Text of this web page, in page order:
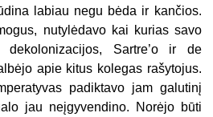
labiau negu bėda ir kančios.
nutylėdavo kai kurias savo
Sartre’o ir de
apie kitus kolegas rašytojus.
padiktavo jam galutinį
jau neįgyvendino. Norėjo būti